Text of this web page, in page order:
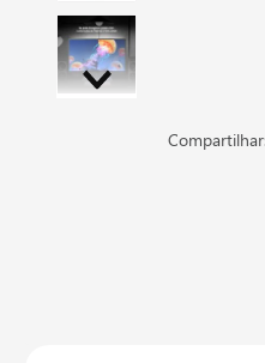
Compartilhar